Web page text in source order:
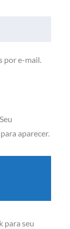
por e-mail.
aparecer.
para seu